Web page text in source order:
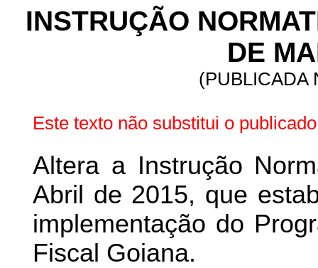
INSTRUÇÃO
DE
(PUBLICADA
Este texto não substitui o
Altera a Instrução
Abril de 2015, que
implementação do
Fiscal Goiana.